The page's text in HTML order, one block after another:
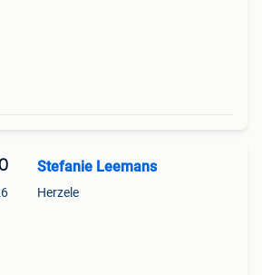
Stefanie Leemans
Herzele